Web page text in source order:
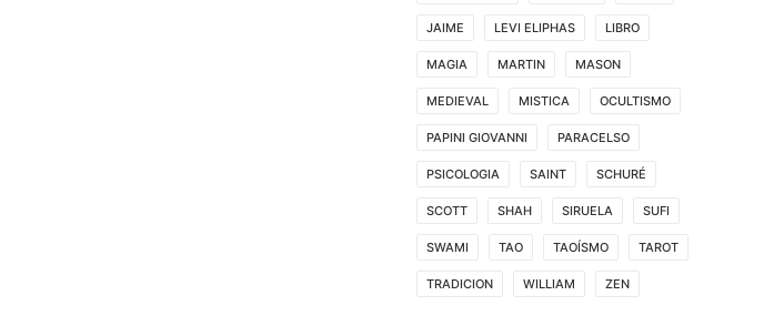
JAIME LEVI ELIPHAS LIBRO
MAGIA MARTIN MASON
MEDIEVAL MISTICA OCULTISMO
PAPINI GIOVANNI PARACELSO
PSICOLOGIA SAINT SCHURÉ
SCOTT SHAH SIRUELA SUFI
SWAMI TAO TAOÍSMO TAROT
TRADICION WILLIAM ZEN